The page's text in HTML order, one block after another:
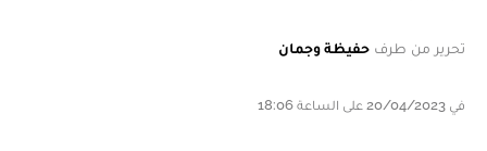
تحرير من طرف حفيظة وجمان
في 20/04/2023 على الساعة 18:06